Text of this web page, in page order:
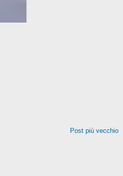
Post più vecchio